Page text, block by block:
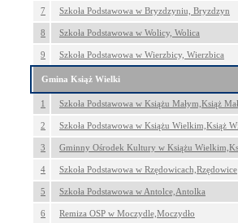
7 Szkoła Podstawowa w Bryzdzyniu, Bryzdzyn
8 Szkoła Podstawowa w Wolicy, Wolica
9 Szkoła Podstawowa w Wierzbicy, Wierzbica
Gmina Książ Wielki
1 Szkoła Podstawowa w Książu Małym,Książ
2 Szkoła Podstawowa w Książu Wielkim,Książ
3 Gminny Ośrodek Kultury w Książu
4 Szkoła Podstawowa w Rzędowicach,Rzędowice
5 Szkoła Podstawowa w Antolce,Antolka
6 Remiza OSP w Moczydle,Moczydło